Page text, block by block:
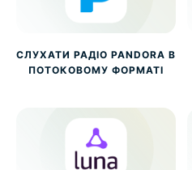
СЛУХАТИ РАДІО PANDORA В
ПОТОКОВОМУ ФОРМАТІ